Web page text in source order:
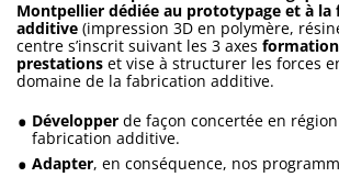
Montpellier dédiée au prototypage et à la
additive (impression 3D en polymère,
centre s’inscrit suivant les 3 axes
prestations et vise à structurer les forces
domaine de la fabrication additive.
Développer de façon concertée en
fabrication additive.
Adapter, en conséquence, nos